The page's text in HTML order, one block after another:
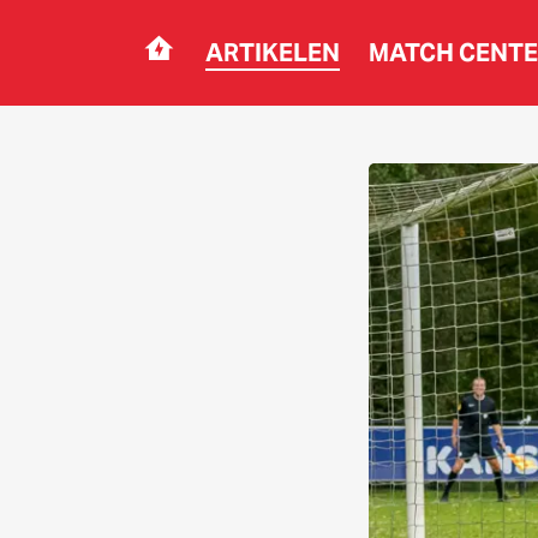
Navigation ARTIKELEN MATCH